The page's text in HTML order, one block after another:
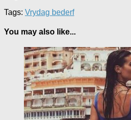
Tags: Vrydag bederf
You may also like...